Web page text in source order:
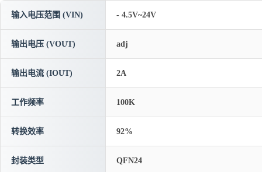
输入电压范围 (VIN) - 4.5V~24V
输出电压 (VOUT) adj
输出电流 (IOUT) 2A
工作频率 100K
转换效率 92%
封装类型 QFN24